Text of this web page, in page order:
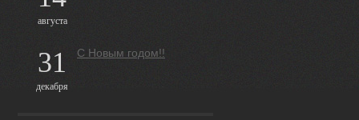
августа
31
декабря
С Новым годом!!